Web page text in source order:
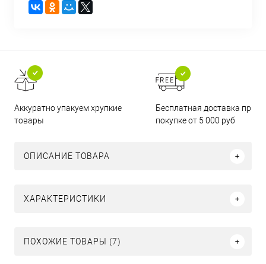
Аккуратно упакуем хрупкие
товары
Бесплатная доставка при
покупке от 5 000 руб
ОПИСАНИЕ ТОВАРА
ХАРАКТЕРИСТИКИ
ПОХОЖИЕ ТОВАРЫ (7)